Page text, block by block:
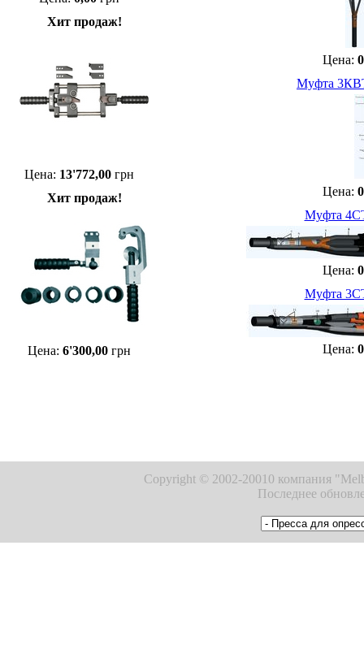
Хит продаж!
Цена: 13'772,00 грн
Хит продаж!
Цена: 6'300,00 грн
Цена:
Муфта
Цена:
Муфта
Цена:
Муфта
Цена:
Copyright © 2002-20010 компания
Последнее